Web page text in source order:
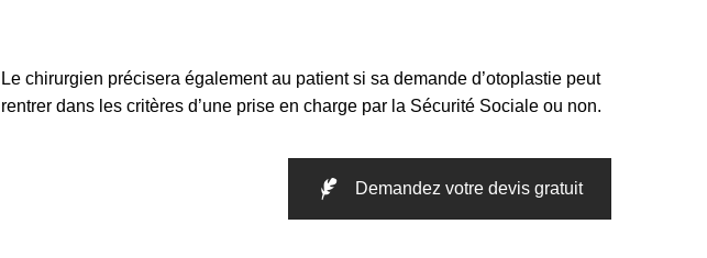
Le chirurgien précisera également au patient si sa demande d’otoplastie peut
rentrer dans les critères d’une prise en charge par la Sécurité Sociale ou non.
Demandez votre devis gratuit